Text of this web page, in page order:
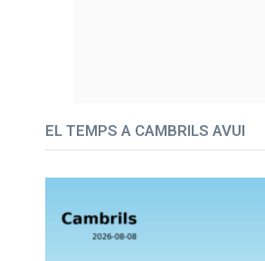
EL TEMPS A CAMBRILS AVUI